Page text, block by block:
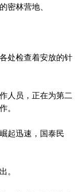
密林营地、
处检查着安放的针
人员，正在为第二
。
起迅速，国泰民
。